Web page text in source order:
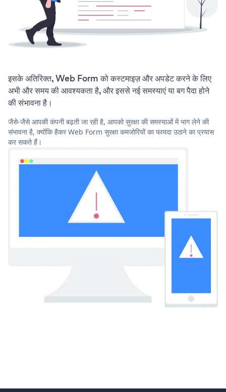
इसके अतिरिक्त, Web Form को कस्टमाइज़ और अपडेट करने के लिए
अभी और समय की आवश्यकता है, और इससे नई समस्याएं या बग पैदा होने
की संभावना है।
जैसे-जैसे आपकी कंपनी बढ़ती जा रही है, आपको सुरक्षा की समस्याओं में भाग लेने की
संभावना है, क्योंकि हैकर Web Form सुरक्षा कमजोरियों का फायदा उठाने का प्रयास
कर सकते हैं।